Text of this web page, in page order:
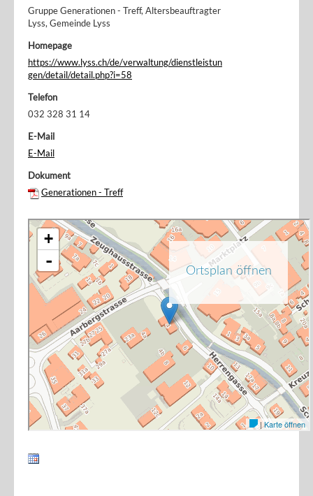
Gruppe Generationen - Treff, Altersbeauftragter
Lyss, Gemeinde Lyss
Homepage
https://www.lyss.ch/de/verwaltung/dienstleistun
gen/detail/detail.php?i=58
Telefon
032 328 31 14
E-Mail
E-Mail
Dokument
Generationen - Treff